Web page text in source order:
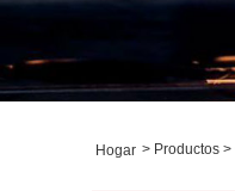
Hogar > Productos >